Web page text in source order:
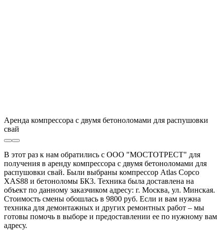
Аренда компрессора с двумя бетоноломами для распушовки
свай
В этот раз к нам обратились с ООО "МОСТОТРЕСТ" для
получения в аренду компрессора с двумя бетоноломами для
распушовки свай. Были выбраны компрессор Atlas Copco
XAS88 и бетоноломы БК3. Техника была доставлена на
объект по данному заказчиком адресу: г. Москва, ул. Минская.
Стоимость смены обошлась в 9800 руб. Если и вам нужна
техника для демонтажных и других ремонтных работ – мы
готовы помочь в выборе и предоставлении ее по нужному вам
адресу.